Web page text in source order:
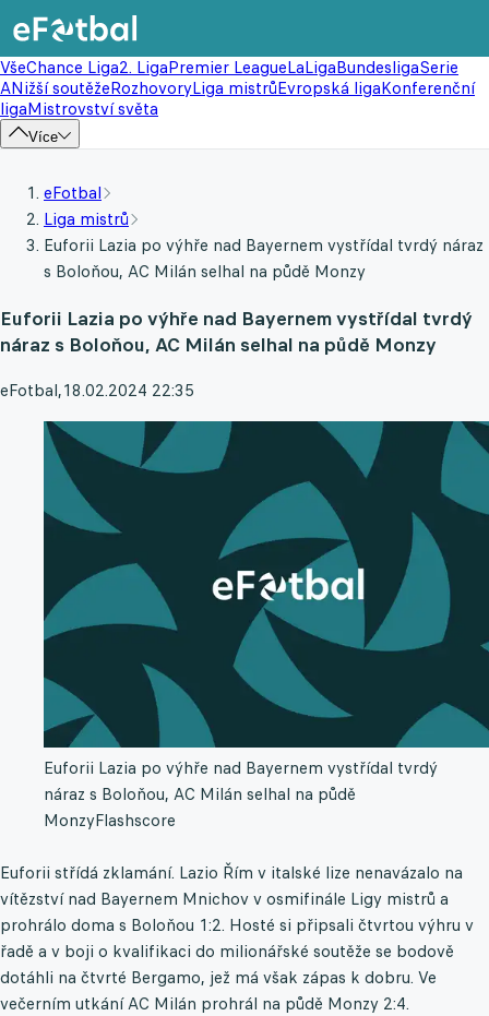
VšeChance Liga2. LigaPremier LeagueLaLigaBundesligaSerie
ANižší soutěžeRozhovoryLiga mistrůEvropská ligaKonferenční
ligaMistrovství světa
Více
eFotbal
Liga mistrů
Euforii Lazia po výhře nad Bayernem vystřídal tvrdý náraz
s Boloňou, AC Milán selhal na půdě Monzy
Euforii Lazia po výhře nad Bayernem vystřídal tvrdý
náraz s Boloňou, AC Milán selhal na půdě Monzy
eFotbal,18.02.2024 22:35
Euforii Lazia po výhře nad Bayernem vystřídal tvrdý
náraz s Boloňou, AC Milán selhal na půdě
MonzyFlashscore
Euforii střídá zklamání. Lazio Řím v italské lize nenavázalo na
vítězství nad Bayernem Mnichov v osmifinále Ligy mistrů a
prohrálo doma s Boloňou 1:2. Hosté si připsali čtvrtou výhru v
řadě a v boji o kvalifikaci do milionářské soutěže se bodově
dotáhli na čtvrté Bergamo, jež má však zápas k dobru. Ve
večerním utkání AC Milán prohrál na půdě Monzy 2:4.